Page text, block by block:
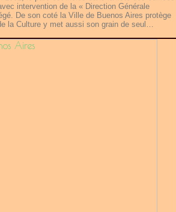
intervention de la « Direction Générale
De son coté la Ville de Buenos Aires protège
la Culture y met aussi son grain de seul…